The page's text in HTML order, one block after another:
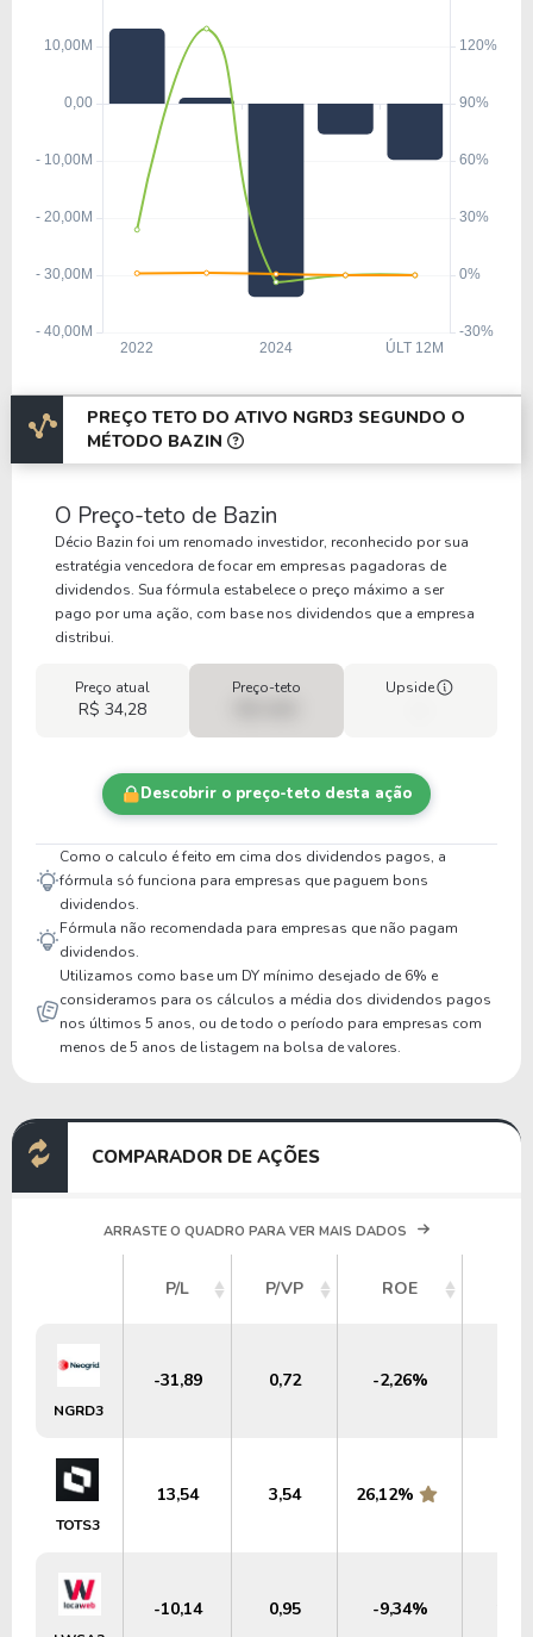
PREÇO TETO DO ATIVO NGRD3 SEGUNDO O
MÉTODO BAZIN
O Preço-teto de Bazin
Décio Bazin foi um renomado investidor, reconhecido por sua
estratégia vencedora de focar em empresas pagadoras de
dividendos. Sua fórmula estabelece o preço máximo a ser
pago por uma ação, com base nos dividendos que a empresa
distribui.
Preço atual
R$ 34,28
Preço-teto Upside
Descobrir o preço-teto desta ação
Como o calculo é feito em cima dos dividendos pagos, a
fórmula só funciona para empresas que paguem bons
dividendos.
Fórmula não recomendada para empresas que não pagam
dividendos.
Utilizamos como base um DY mínimo desejado de 6% e
consideramos para os cálculos a média dos dividendos pagos
nos últimos 5 anos, ou de todo o período para empresas com
menos de 5 anos de listagem na bolsa de valores.
COMPARADOR DE AÇÕES
ARRASTE O QUADRO PARA VER MAIS DADOS
P/L P/VP ROE
NGRD3
-31,89 0,72 -2,26%
TOTS3
13,54 3,54 26,12%
-10,14 0,95 -9,34%